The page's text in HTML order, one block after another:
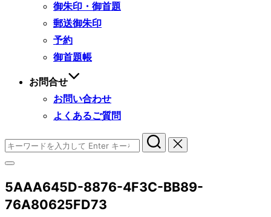
御朱印・御首題
郵送御朱印
予約
御首題帳
お問合せ
お問い合わせ
よくあるご質問
検
索
対
象:
サ
ド
バ
ー
5AAA645D-8876-4F3C-BB89-
76A80625FD73